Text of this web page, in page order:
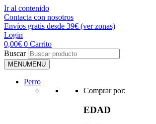
Ir al contenido
Contacta con nosotros
Envíos gratis desde 39€ (ver zonas)
Login
0,00€ 0 Carrito
Buscar
MENUMENU
Perro
Comprar por:
EDAD